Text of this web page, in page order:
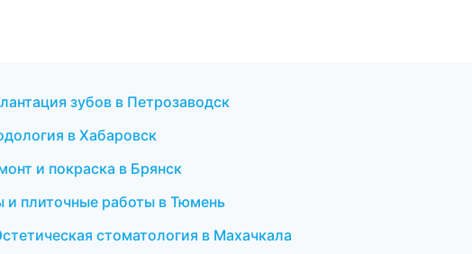
зубов в Петрозаводск
в Хабаровск
и покраска в Брянск
плиточные работы в Тюмень
стоматология в Махачкала